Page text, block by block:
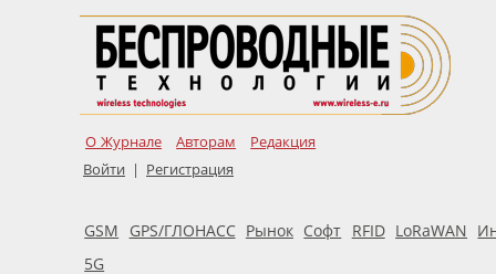
О Журнале Авторам
Редакция
Войти | Регистрация
GSM GPS/ГЛОНАСС Рынок Софт RFID LoRaWAN
5G